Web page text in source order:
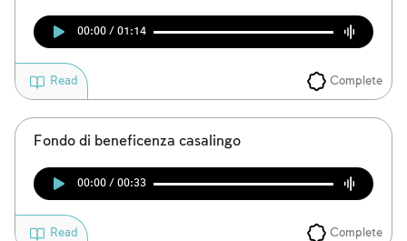
00:00 / 01:14
Complete
Read
Fondo di beneficenza casalingo
00:00 / 00:33
Complete
Read